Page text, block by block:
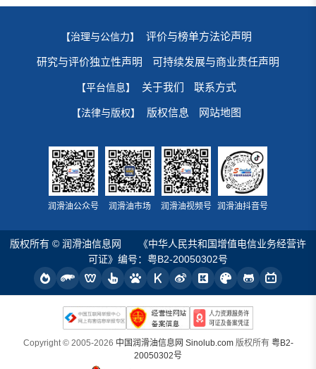
【治理与公信力】 评价与榜单方法论声明
研究与评价独立性声明 可持续发展与商业责任声明
【平台信息】 关于我们 联系方式
【法律与版权】 版权信息 网站地图
润滑油公众号 润滑油市场 润滑油视频号 润滑油抖音号
版权所有 © 润滑油信息网
《中华人民共和国增值电信业务经营许
可证》编号：粤B2-20050302号
Copyright © 2005-2026 中国润滑油信息网 Sinolub.com版权所有 粤B2-
20050302号